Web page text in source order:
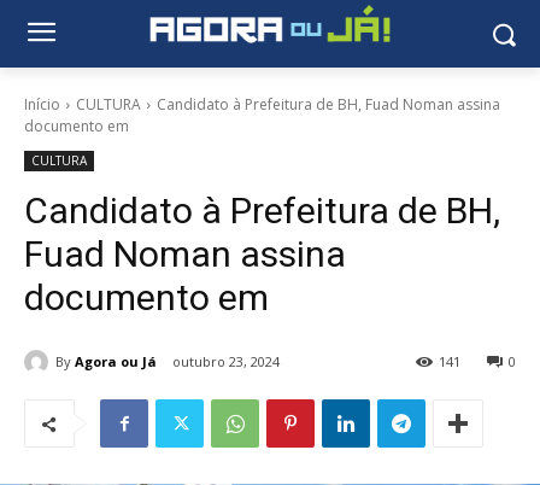
Início CULTURA
Candidato à Prefeitura de BH, Fuad Noman assina
documento em
CULTURA
Candidato à Prefeitura de BH,
Fuad Noman assina
documento em
By Agora ou Já outubro 23, 2024 0
141